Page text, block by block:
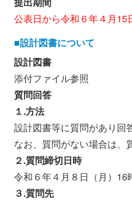
公表日から令和６年４月15
■設計図書について
設計図書
添付ファイル参照
質問回答
１.方法
設計図書等に質問があり回
なお、質問がない場合は、
２.質問締切日時
令和６年４月８日（月）16
３.質問先